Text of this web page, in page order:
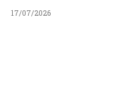
17/07/2026